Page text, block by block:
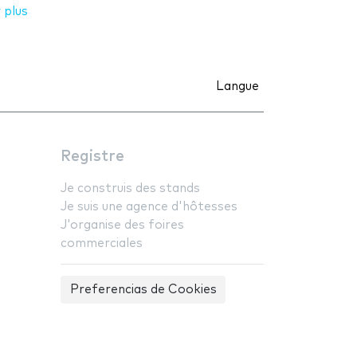
Langue
Registre
Je construis des stands
Je suis une agence d'hôtesses
J'organise des foires
commerciales
Preferencias de Cookies